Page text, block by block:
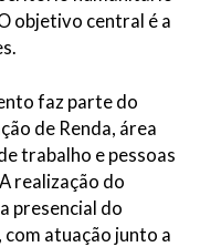
objetivo central é a
faz parte do
de Renda, área
trabalho e pessoas
realização do
presencial do
atuação junto a